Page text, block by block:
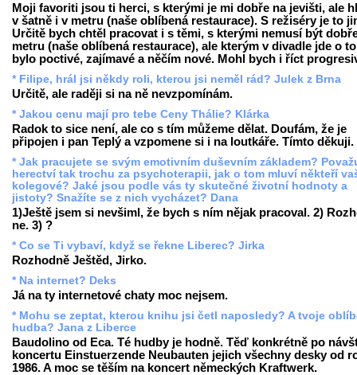
Moji favoriti jsou ti herci, s kterými je mi dobře na jevišti, ale
v šatně i v metru (naše oblíbená restaurace). S režiséry je to
Určitě bych chtěl pracovat i s těmi, s kterými nemusí být
metru (naše oblíbená restaurace), ale kterým v divadle jde o
bylo poctivé, zajímavé a něčím nové. Mohl bych i říct
* Filipe, hrál jsi někdy roli, kterou jsi neměl rád? Julek z Brna
Určitě, ale raději si na ně nevzpomínám.
* Jakou cenu mají pro tebe Ceny Thálie? Klárka
Radok to sice není, ale co s tím můžeme dělat. Doufám, že je
připojen i pan Teplý a vzpomene si i na loutkáře. Tímto děkuji.
* Jak pracujete se svým emotivním duševním základem?
herectví tak trochu za psychoterapii, jak o tom mluví někteří
kolegové? Jaké jsou podle vás ty skutečné životní hodnoty a
jistoty? Snažíte se z nich vycházet? Dana
1)Ještě jsem si nevšiml, že bych s ním nějak pracoval. 2)
ne. 3) ?
* Co se Ti vybaví, když se řekne Liberec? Jirka
Rozhodně Ještěd, Jirko.
* Na internet? Deks
Já na ty internetové chaty moc nejsem.
* Mohu se zeptat, kterou knihu jsi četl naposledy? A tvoje
hudba? Jana z Liberce
Baudolino od Eca. Té hudby je hodně. Těď konkrétně po
koncertu Einstuerzende Neubauten jejich všechny desky od
1986. A moc se těším na koncert německých Kraftwerk.